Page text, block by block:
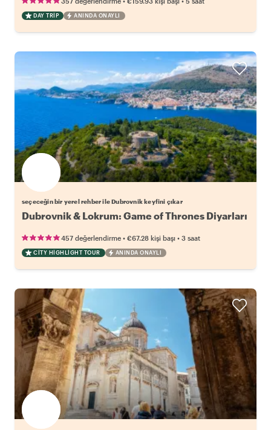
DAY TRIP ANINDA ONAYLI
seçeceğin bir yerel rehber ile Dubrovnik keyfini çıkar
Dubrovnik & Lokrum: Game of Thrones Diyarları
457 değerlendirme • €67.28 kişi başı • 3 saat
CITY HIGHLIGHT TOUR ANINDA ONAYLI